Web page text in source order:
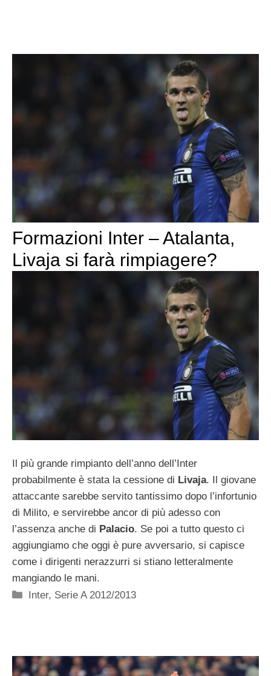
Formazioni Inter – Atalanta,
Livaja si farà rimpiagere?
Il più grande rimpianto dell’anno dell’Inter
probabilmente è stata la cessione di Livaja. Il giovane
attaccante sarebbe servito tantissimo dopo l’infortunio
di Milito, e servirebbe ancor di più adesso con
l’assenza anche di Palacio. Se poi a tutto questo ci
aggiungiamo che oggi è pure avversario, si capisce
come i dirigenti nerazzurri si stiano letteralmente
mangiando le mani.
Categorie
Inter, Serie A 2012/2013